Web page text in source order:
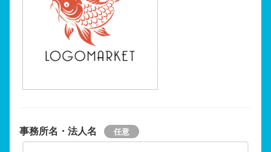
事務所名・法人名